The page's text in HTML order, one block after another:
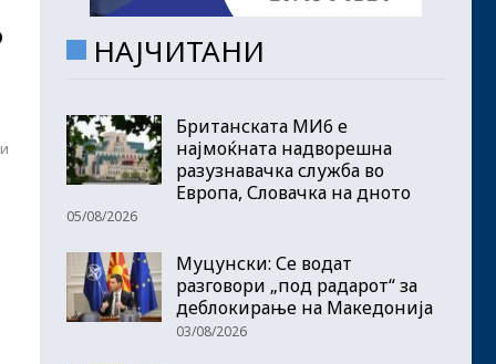
НАЈЧИТАНИ
Британската МИ6 е
најмоќната надворешна
разузнавачка служба во
Европа, Словачка на дното
05/08/2026
Муцунски: Се водат
разговори „под радарот“ за
деблокирање на Македонија
03/08/2026